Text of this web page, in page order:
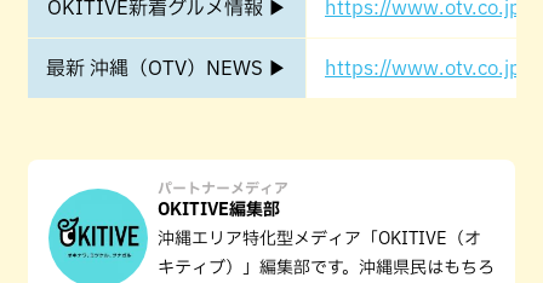
OKITIVE新着グルメ情報 ▶ https://www.otv.co.jp/
最新 沖縄（OTV）NEWS ▶ https://www.otv.co.jp/
パートナーメディア
OKITIVE編集部
沖縄エリア特化型メディア「OKITIVE（オ
キティブ）」編集部です。沖縄県民はもちろ